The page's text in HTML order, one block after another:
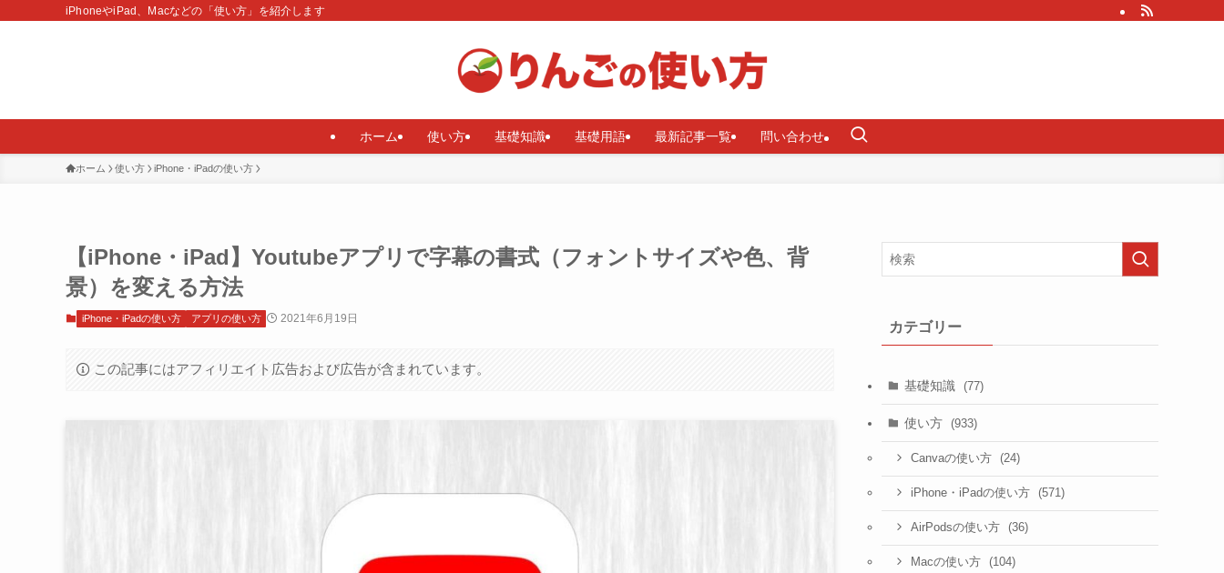
iPhoneやiPad、Macなどの「使い方」を紹介します
ホーム 使い方 基礎知識 基礎用語 最新記事一覧 問い合わせ
ホーム 使い方 iPhone・iPadの使い方
【iPhone・iPad】Youtubeアプリで字幕の書式（フォントサイズや色、背
景）を変える方法
iPhone・iPadの使い方 アプリの使い方 2021年6月19日
この記事にはアフィリエイト広告および広告が含まれています。
カテゴリー
基礎知識 (77)
使い方 (933)
Canvaの使い方 (24)
iPhone・iPadの使い方 (571)
AirPodsの使い方 (36)
Macの使い方 (104)